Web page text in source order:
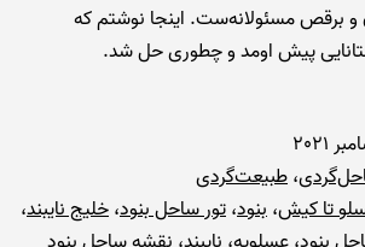
و برقص مسئولانه‌ست. اینجا نوشتم که
پیش اومد و چطوری حل شد.
، طبیعت‌گردی
تا کیش، بنود، تور ساحل بنود، خلیج نایبند،
بنود، عسلویه، نایبند، نقشه ساحل بنود